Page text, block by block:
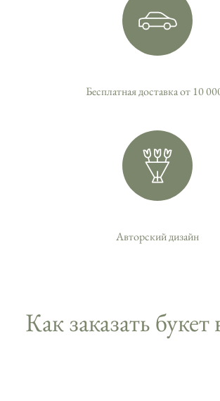
Бесплатная доставка от 10
Авторский дизайн
Как заказать